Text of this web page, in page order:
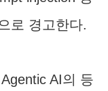
로 경고한다.
AI의 등